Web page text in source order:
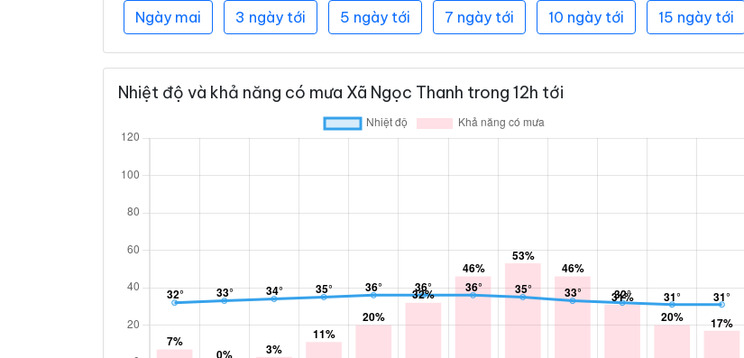
Ngày mai 3 ngày tới 5 ngày tới 7 ngày tới 10 ngày tới 15 ngày tới
Nhiệt độ và khả năng có mưa Xã Ngọc Thanh trong 12h tới